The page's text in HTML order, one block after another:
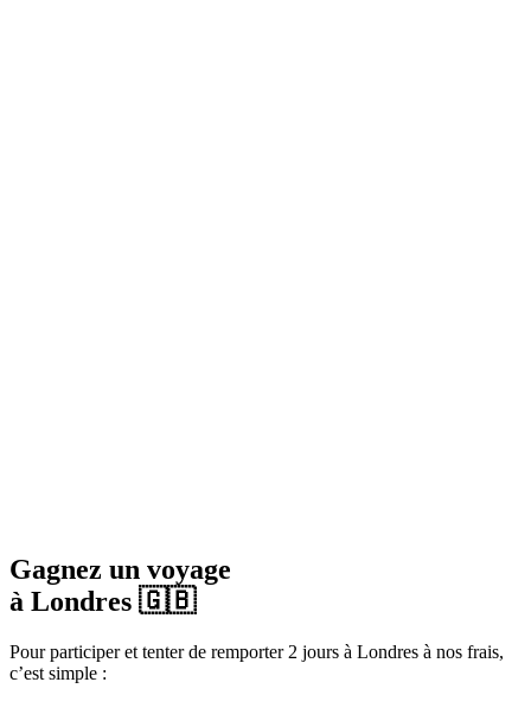
Gagnez un voyage
à Londres 🇬🇧
Pour participer et tenter de remporter 2 jours à Londres à nos frais,
c’est simple :